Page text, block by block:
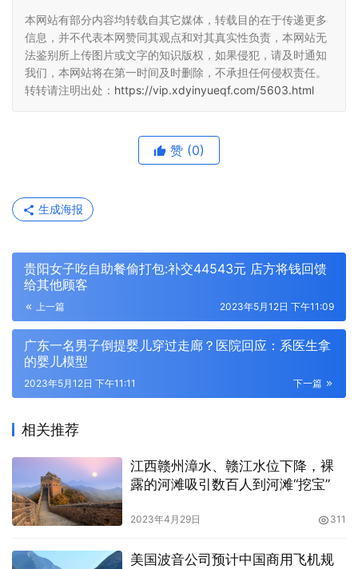
本网站有部分内容均转载自其它媒体，转载目的在于传递更多
信息，并不代表本网赞同其观点和对其真实性负责，本网站无
法鉴别所上传图片或文字的知识版权，如果侵犯，请及时通知
我们，本网站将在第一时间及时删除，不承担任何侵权责任。
转转请注明出处： https://vip.xdyinyueqf.com/5603.html
赞 (0)
生成海报
贵阳女子吃自助餐偷打包:补交44543元 店方将钱回馈
给其他顾客
上一篇 2023年5月12日 下午11:09
广东一名男子倒提婴儿穿过走廊？医院回应：系医生拿
的婴儿模型
下一篇
2023年5月12日 下午11:11
相关推荐
江西赣州漳水、赣江水位下降，裸
露的河滩吸引数百人到河滩“挖宝”
2023年4月29日 311
美国波音公司预计中国商用飞机规